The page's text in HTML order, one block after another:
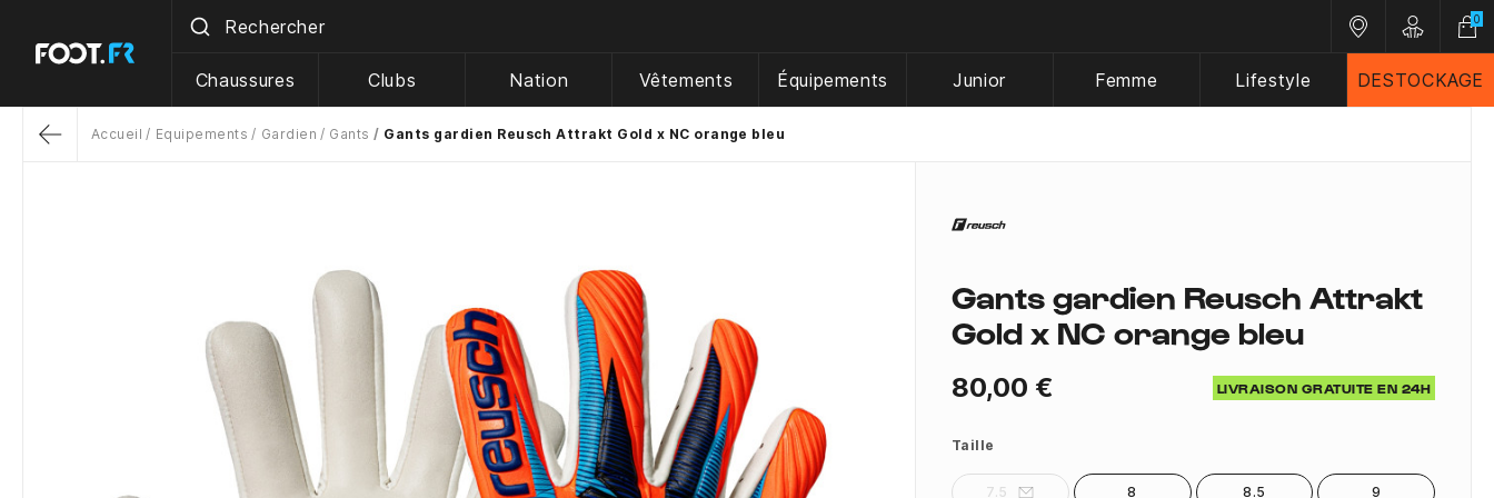
Nos magasins
Customer
0
Chaussures Clubs Nation Vêtements Équipements Junior Femme Lifestyle DESTOCKAGE
Accueil Equipements Gardien Gants Gants gardien Reusch Attrakt Gold x NC orange bleu
Gants gardien Reusch Attrakt
Gold x NC orange bleu
80,00 € LIVRAISON GRATUITE EN 24H
Taille
7.5 8 8.5 9